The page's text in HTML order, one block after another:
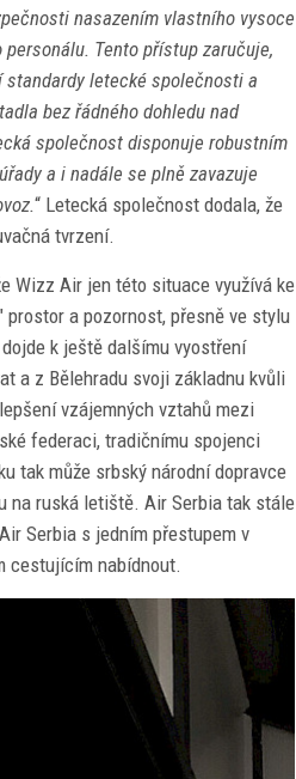
nasazením vlastního vysoce
Tento přístup zaručuje,
letecké společnosti a
bez řádného dohledu nad
společnost disponuje robustním
a i nadále se plně zavazuje
“ Letecká společnost dodala, že
tvrzení.
Wizz Air jen této situace využívá ke
a pozornost, přesně ve stylu
k ještě dalšímu vyostření
a z Bělehradu svoji základnu kvůli
vzájemných vztahů mezi
federaci, tradičnímu spojenci
tak může srbský národní dopravce
na ruská letiště. Air Serbia tak stále
Serbia s jedním přestupem v
cestujícím nabídnout.